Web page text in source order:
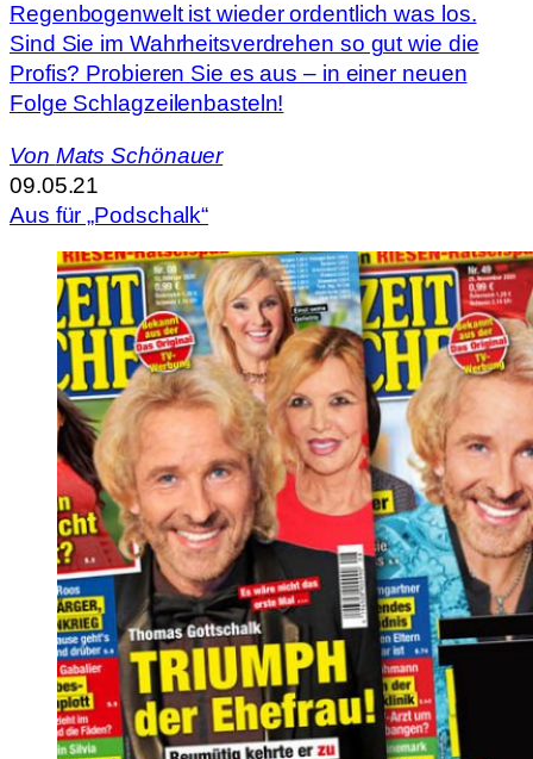
Regenbogenwelt ist wieder ordentlich was los.
Sind Sie im Wahrheitsverdrehen so gut wie die
Profis? Probieren Sie es aus – in einer neuen
Folge Schlagzeilenbasteln!
Von Mats Schönauer
09.05.21
Aus für „Podschalk“